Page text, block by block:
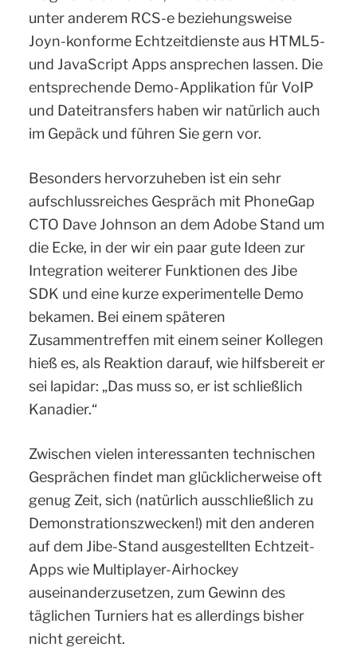
unter anderem RCS-e beziehungsweise
Joyn-konforme Echtzeitdienste aus HTML5-
und JavaScript Apps ansprechen lassen. Die
entsprechende Demo-Applikation für VoIP
und Dateitransfers haben wir natürlich auch
im Gepäck und führen Sie gern vor.
Besonders hervorzuheben ist ein sehr
aufschlussreiches Gespräch mit PhoneGap
CTO Dave Johnson an dem Adobe Stand um
die Ecke, in der wir ein paar gute Ideen zur
Integration weiterer Funktionen des Jibe
SDK und eine kurze experimentelle Demo
bekamen. Bei einem späteren
Zusammentreffen mit einem seiner Kollegen
hieß es, als Reaktion darauf, wie hilfsbereit er
sei lapidar: „Das muss so, er ist schließlich
Kanadier.“
Zwischen vielen interessanten technischen
Gesprächen findet man glücklicherweise oft
genug Zeit, sich (natürlich ausschließlich zu
Demonstrationszwecken!) mit den anderen
auf dem Jibe-Stand ausgestellten Echtzeit-
Apps wie Multiplayer-Airhockey
auseinanderzusetzen, zum Gewinn des
täglichen Turniers hat es allerdings bisher
nicht gereicht.